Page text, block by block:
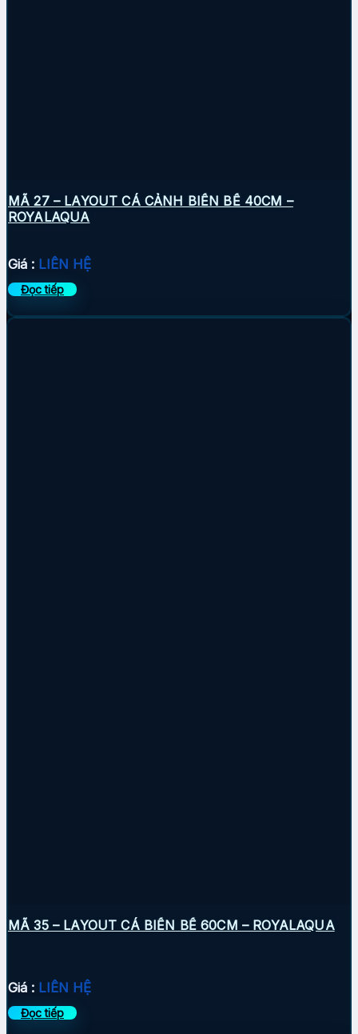
MÃ 27 – LAYOUT CÁ CẢNH BIỂN BỂ 40CM –
ROYALAQUA
Giá : LIÊN HỆ
Đọc tiếp
MÃ 35 – LAYOUT CÁ BIỂN BỂ 60CM – ROYALAQUA
Giá : LIÊN HỆ
Đọc tiếp